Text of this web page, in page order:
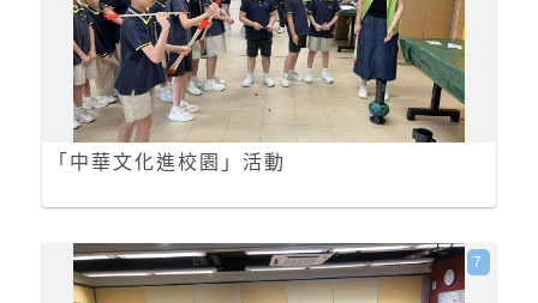
「中華文化進校園」活動
7